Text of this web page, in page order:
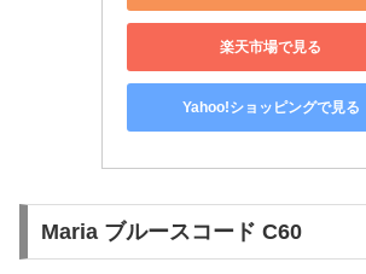
楽天市場で見る
Yahoo!ショッピングで見る
Maria ブルースコード C60